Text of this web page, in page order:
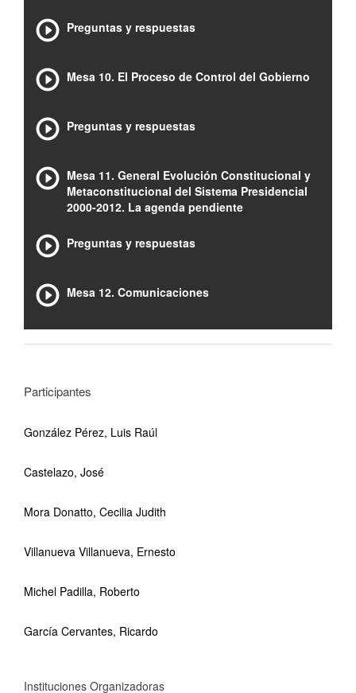
Preguntas y respuestas
Mesa 10. El Proceso de Control del Gobierno
Preguntas y respuestas
Mesa 11. General Evolución Constitucional y
Metaconstitucional del Sistema Presidencial
2000-2012. La agenda pendiente
Preguntas y respuestas
Mesa 12. Comunicaciones
Participantes
González Pérez, Luis Raúl
Castelazo, José
Mora Donatto, Cecilia Judith
Villanueva Villanueva, Ernesto
Michel Padilla, Roberto
García Cervantes, Ricardo
Instituciones Organizadoras